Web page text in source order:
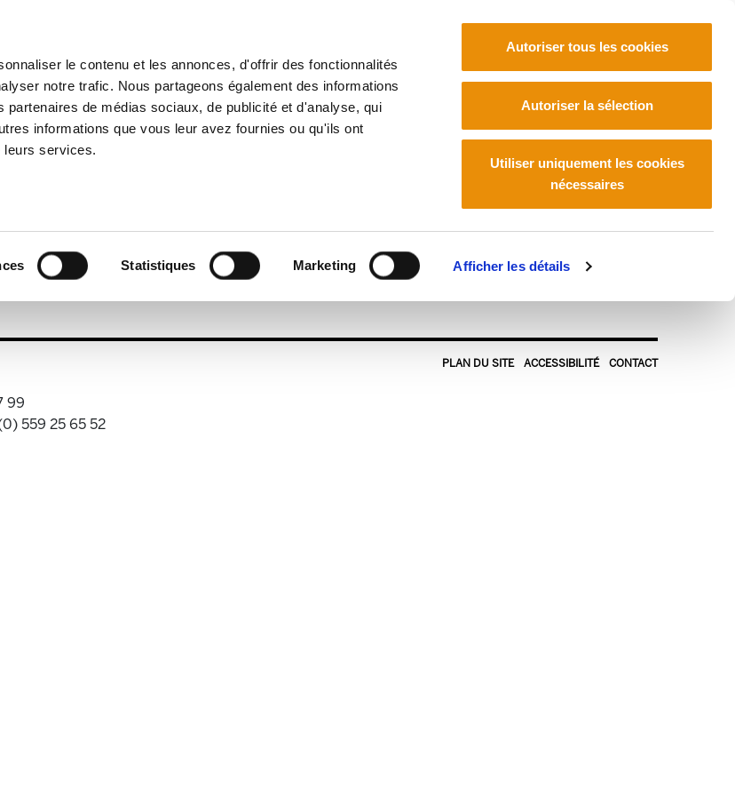
le contenu et les annonces, d'offrir des fonctionnalités
notre trafic. Nous partageons également des informations
de médias sociaux, de publicité et d'analyse, qui
informations que vous leur avez fournies ou qu'ils ont
leurs services.
Statistiques Marketing Afficher les détails
Autoriser tous les cookies
Autoriser la sélection
Utiliser uniquement les cookies
nécessaires
PLAN DU SITE ACCESSIBILITÉ CONTACT
99
559 25 65 52